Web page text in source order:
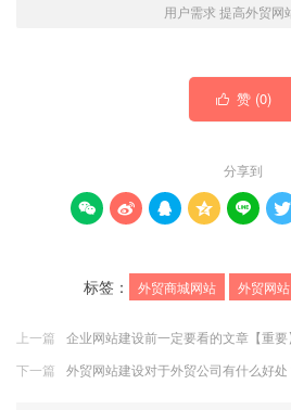
用户需求 提高外贸网
 赞 (0)
分享到
     
标签： 外贸商城网站 外贸网站
上一篇
企业网站建设前一定要看的文章【重要
下一篇
外贸网站建设对于外贸公司有什么好处